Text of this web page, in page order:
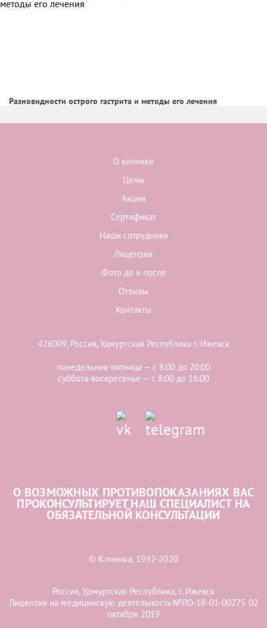
Разновидности острого гастрита и методы его лечения
О клинике
Цены
Акции
Сертификат
Наши сотрудники
Лицензии
Фото до и после
Отзывы
Контакты
426009, Россия, Удмуртская Республика г. Ижевск
понедельник-пятница — с 8:00 до 20:00
суббота-воскресенье — с 8:00 до 16:00
О ВОЗМОЖНЫХ ПРОТИВОПОКАЗАНИЯХ ВАС
ПРОКОНСУЛЬТИРУЕТ НАШ СПЕЦИАЛИСТ НА
ОБЯЗАТЕЛЬНОЙ КОНСУЛЬТАЦИИ
© Клиника, 1992-2020
Россия, Удмуртская Республика, г. Ижевск
Лицензия на медицинскую деятельность №ЛО-18-01-00275 02
октября 2019